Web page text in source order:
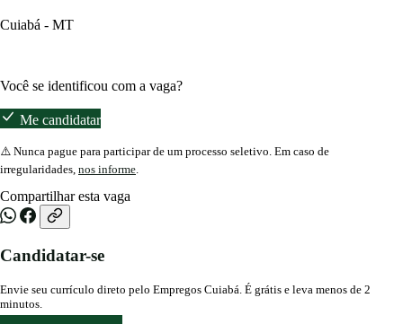
Cuiabá - MT
Você se identificou com a vaga?
Me candidatar
⚠️ Nunca pague para participar de um processo seletivo. Em caso de
irregularidades, nos informe.
Compartilhar esta vaga
Candidatar-se
Envie seu currículo direto pelo Empregos Cuiabá. É grátis e leva menos de 2
minutos.